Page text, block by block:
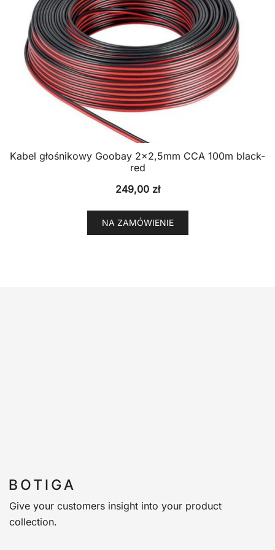
Kabel głośnikowy Goobay 2×2,5mm CCA 100m black-
red
249,00 zł
NA ZAMÓWIENIE
Give your customers insight into your product
collection.